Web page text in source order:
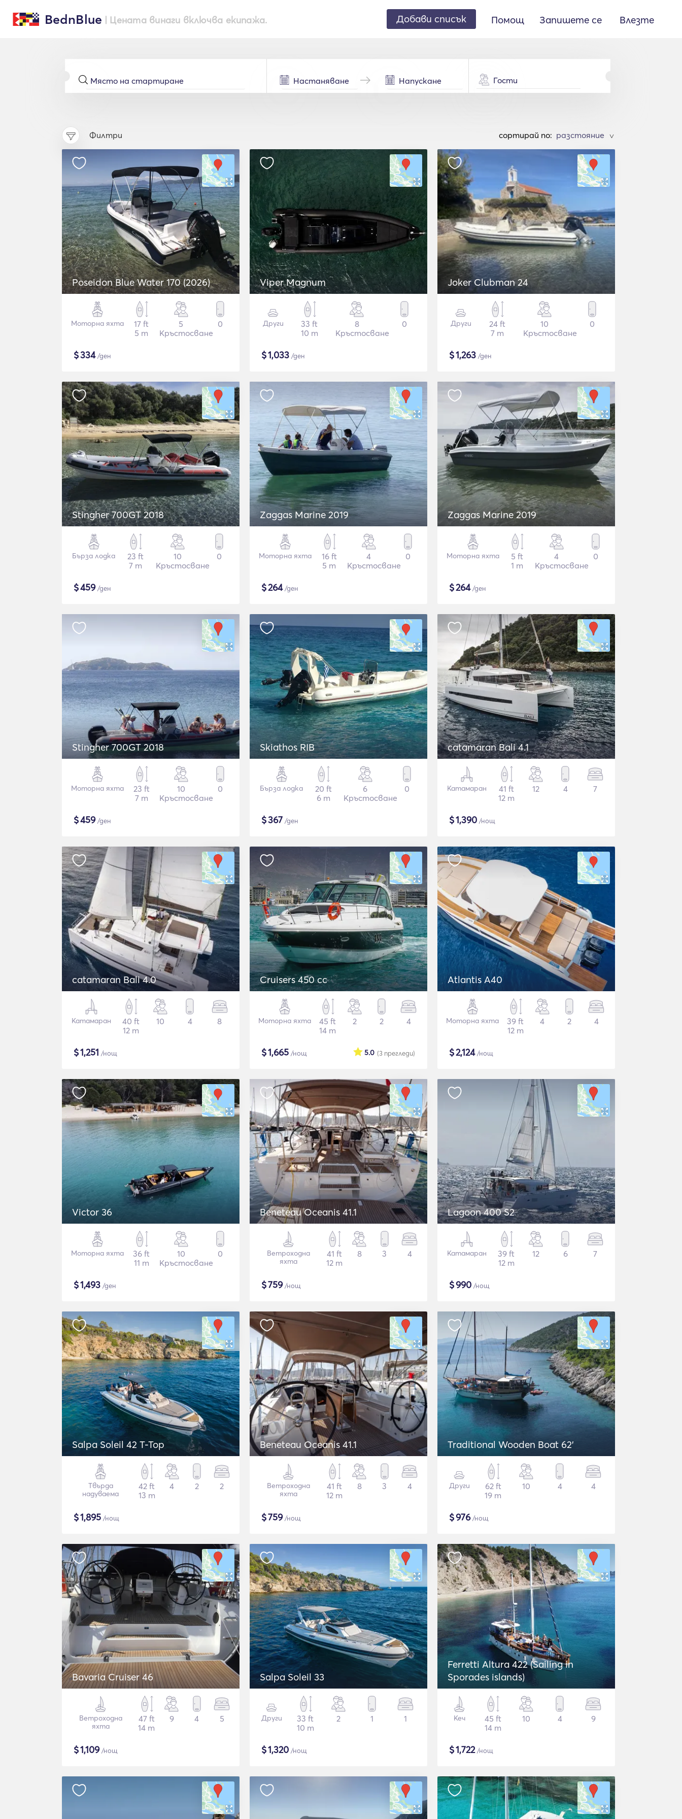
BednBlue | Цената винаги включва екипажа. Добави списък Помощ Запишете се Влезте
Гости
Филтри cортирай по: >
Poseidon Blue Water 170 (2026)
Моторна яхта
17 ft
5 m
5
Кръстосване
0
$334/ден
Viper Magnum
Други
33 ft
10 m
8
Кръстосване
0
$1,033 /ден
Joker Clubman 24
Други
24 ft
7 m
10
Кръстосване
0
$1,263 /ден
Stingher 700GT 2018
Бърза лодка
23 ft
7 m
10
Кръстосване
0
$459/ден
Zaggas Marine 2019
Моторна яхта
16 ft
5 m
4
Кръстосване
0
$264/ден
Zaggas Marine 2019
Моторна яхта
5 ft
1 m
4
Кръстосване
0
$264/ден
Stingher 700GT 2018
Моторна яхта
23 ft
7 m
10
Кръстосване
0
$459/ден
Skiathos RIB
Бърза лодка
20 ft
6 m
6
Кръстосване
0
$367 /ден
catamaran Bali 4.1
Катамаран
41 ft
12 m
12 4 7
$1,390 /нощ
catamaran Bali 4.0
Катамаран
40 ft
12 m
10 4 8
$1,251 /нощ
Cruisers 450 cc
Моторна яхта
45 ft
14 m
2 2 4
$1,665 /нощ (3 прегледи)
5.0
Atlantis A40
Моторна яхта
39 ft
12 m
4 2 4
$2,124/нощ
Victor 36
Моторна яхта
36 ft
11 m
10
Кръстосване
0
$1,493 /ден
Beneteau Oceanis 41.1
Ветроходна
яхта
41 ft
12 m
8 3 4
$759/нощ
Lagoon 400 S2
Катамаран
39 ft
12 m
12 6 7
$990 /нощ
Salpa Soleil 42 T-Top
Твърда
надуваема
42 ft
13 m
4 2 2
$1,895 /нощ
Beneteau Oceanis 41.1
Ветроходна
яхта
41 ft
12 m
8 3 4
$759/нощ
Traditional Wooden Boat 62'
Други
62 ft
19 m
10 4 4
$976/нощ
Bavaria Cruiser 46
Ветроходна
яхта
47 ft
14 m
9 4 5
$1,109/нощ
Salpa Soleil 33
Други
33 ft
10 m
2 1 1
$1,320 /нощ
Ferretti Altura 422 (Sailing in
Sporades islands)
Кеч
45 ft
14 m
10 4 9
$1,722/нощ